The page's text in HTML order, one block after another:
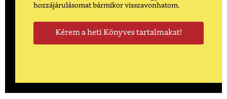
hozzájárulásomat bármikor visszavonhatom.